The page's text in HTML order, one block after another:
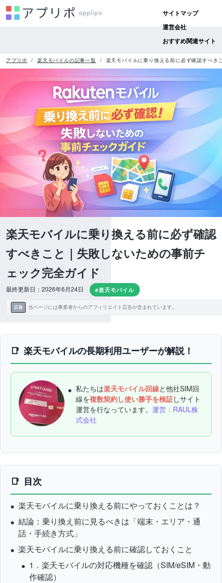
サイトマップ
運営会社
おすすめ関連サイト
アプリポ 楽天モバイルの記事一覧 楽天モバイルに乗り換える前に必ず確認すべ
楽天モバイルに乗り換える前に必ず確認
すべきこと｜失敗しないための事前チ
ェック完全ガイド
最終更新日：2026年6月24日 #楽天モバイル
広告 当ページには事業者からのアフィリエイト広告が含まれています。
楽天モバイルの長期利用ユーザーが解説！
私たちは楽天モバイル回線と他社SIM回
線を複数契約し使い勝手を検証しサイト
運営を行なっています。 運営：RAUL株
式会社
目次
楽天モバイルに乗り換える前にやっておくことは？
結論：乗り換え前に見るべきは「端末・エリア・通
話・手続き方式」
楽天モバイルに乗り換える前に確認しておくこと
1．楽天モバイルの対応機種を確認（SIM/eSIM・動
作確認）